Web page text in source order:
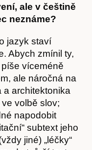
ale v češtině
neznáme?
jazyk staví
Abych zmínil ty,
víceméně
ale náročná na
a architektonika
volbě slov;
napodobit
subtext jeho
jiné) „léčky“